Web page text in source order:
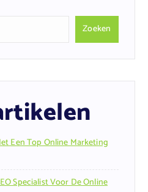
Zoeken
Een Top Online Marketing
Specialist Voor De Online